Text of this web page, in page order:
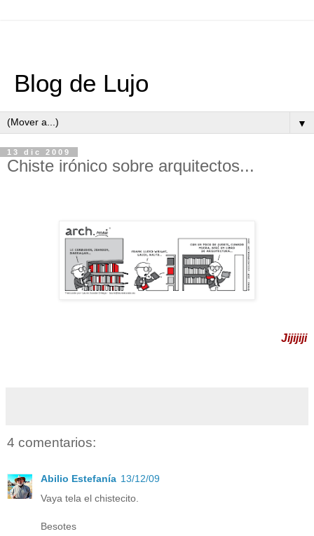
Blog de Lujo
▼
13 dic 2009
Chiste irónico sobre arquitectos...
Jijijiji
4 comentarios:
Abilio Estefanía 13/12/09
Vaya tela el chistecito.
Besotes